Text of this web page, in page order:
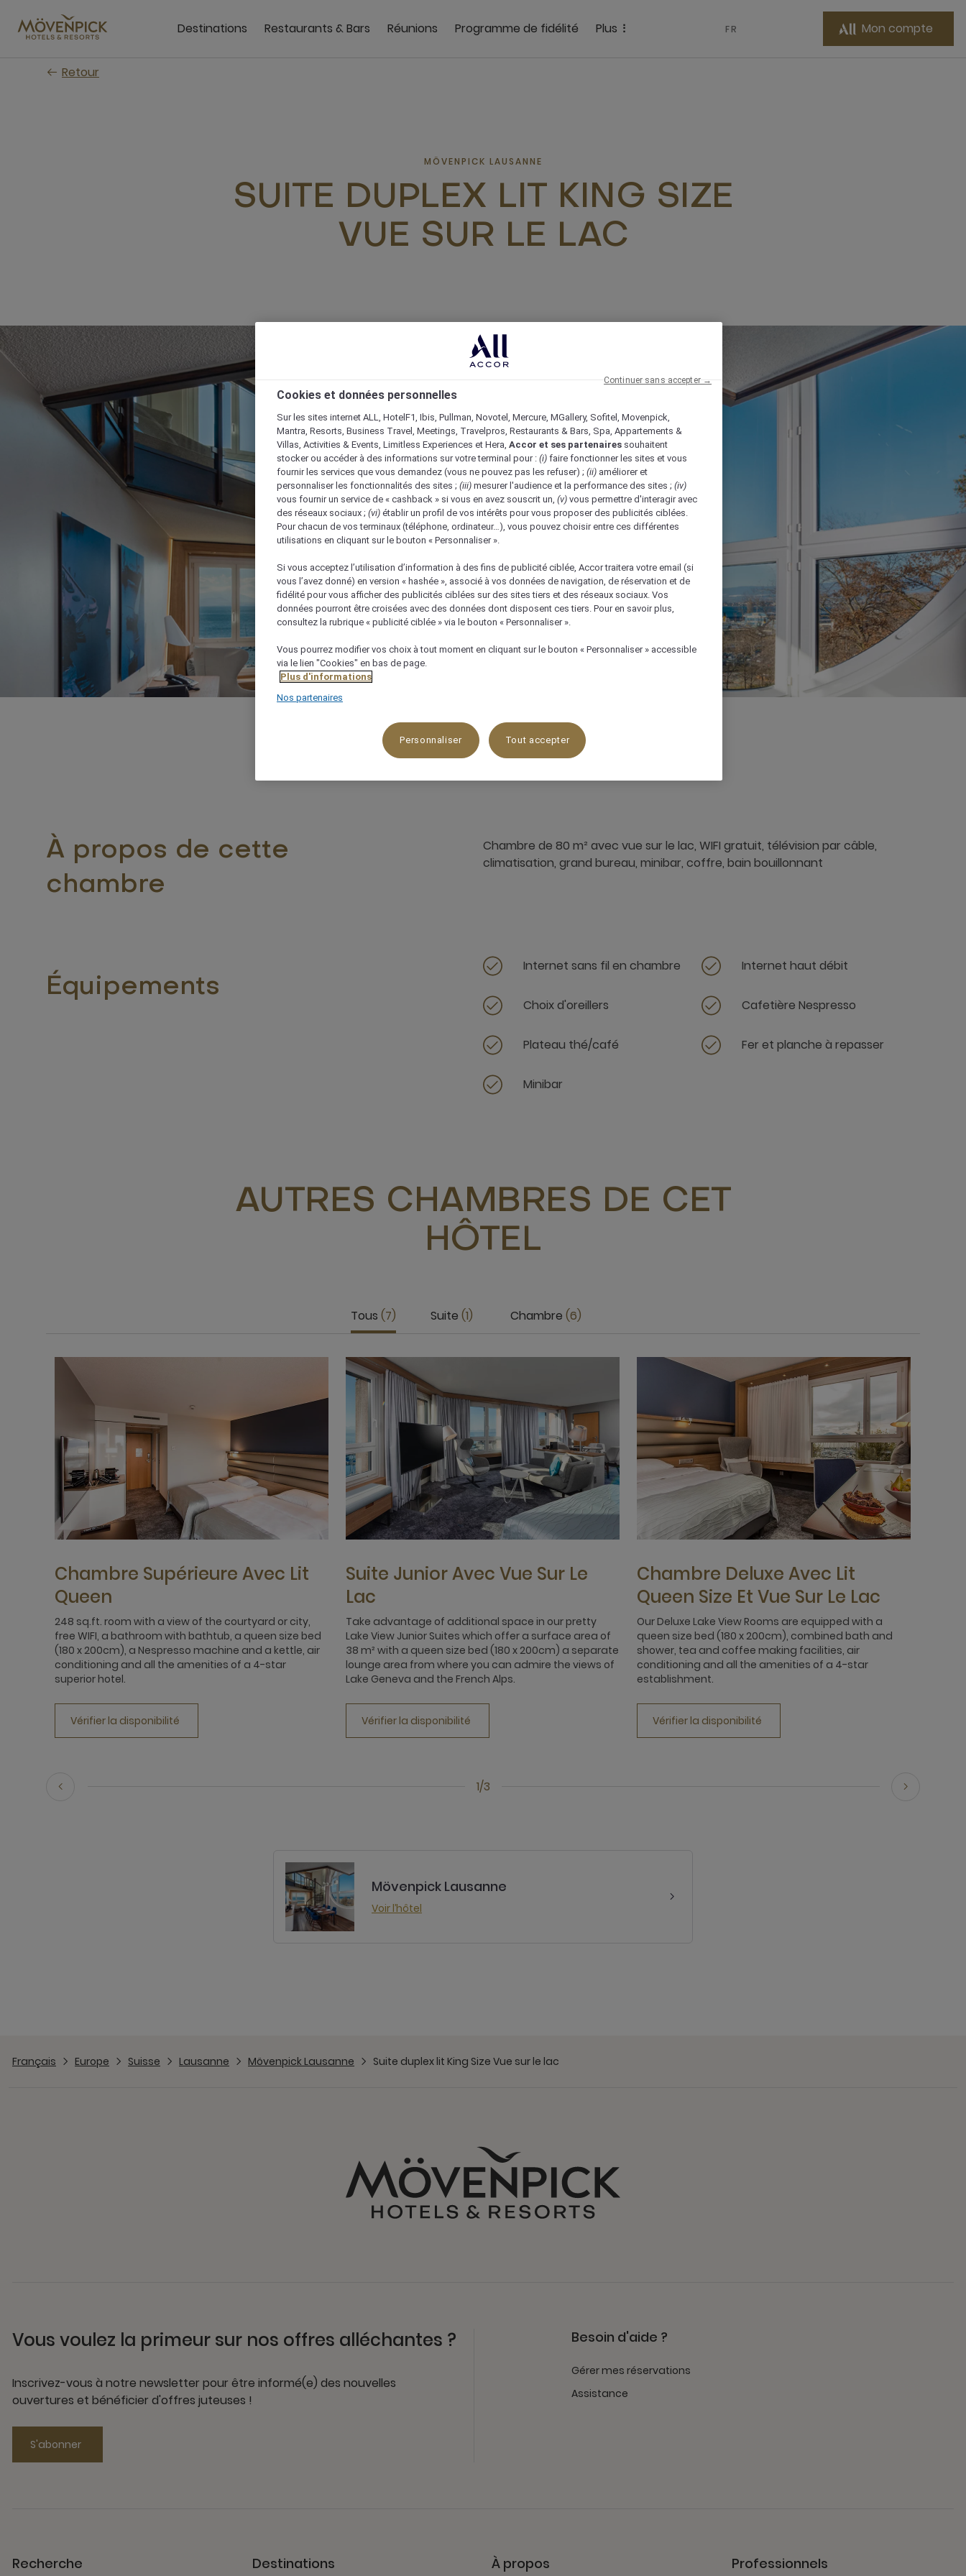
contenu
Destinations Restaurants & Bars Réunions Programme de fidélité Plus FR Mon compte
Retour
MÖVENPICK LAUSANNE
SUITE DUPLEX LIT KING SIZE
VUE SUR LE LAC
Vue sur la baie,Vue sur le lac
À propos de cette
chambre
Chambre de 80 m² avec vue sur le lac, WIFI gratuit, télévision par câble,
climatisation, grand bureau, minibar, coffre, bain bouillonnant
Équipements
Internet sans fil en chambre Internet haut débit
Choix d'oreillers Cafetière Nespresso
Plateau thé/café Fer et planche à repasser
Minibar
AUTRES CHAMBRES DE CET
HÔTEL
Tous 7 Suite 1 Chambre 6
1/3
Chambre Supérieure Avec Lit
Queen
248 sq.ft. room with a view of the courtyard or city,
free WIFI, a bathroom with bathtub, a queen size bed
(180 x 200cm), a Nespresso machine and a kettle, air
conditioning and all the amenities of a 4-star
superior hotel.
Vérifier la disponibilité
Suite Junior Avec Vue Sur Le
Lac
Take advantage of additional space in our pretty
Lake View Junior Suites which offer a surface area of ​​
38 m² with a queen size bed (180 x 200cm) a separate
lounge area from where you can admire the views of
Lake Geneva and the French Alps.
Vérifier la disponibilité
Chambre Deluxe Avec Lit
Queen Size Et Vue Sur Le Lac
Our Deluxe Lake View Rooms are equipped with a
queen size bed (180 x 200cm), combined bath and
shower, tea and coffee making facilities, air
conditioning and all the amenities of a 4-star
establishment.
Vérifier la disponibilité
Mövenpick Lausanne
Voir l’hôtel
Français Europe Suisse Lausanne Mövenpick Lausanne Suite duplex lit King Size Vue sur le lac
Vous voulez la primeur sur nos offres alléchantes ?
Inscrivez-vous à notre newsletter pour être informé(e) des nouvelles
ouvertures et bénéficier d'offres juteuses !
S'abonner
Besoin d'aide ?
Gérer mes réservations
Assistance
Recherche Destinations À propos Professionnels
Cookies et données personnelles
Sur les sites internet ALL, HotelF1, Ibis, Pullman, Novotel, Mercure, MGallery, Sofitel, Movenpick,
Mantra, Resorts, Business Travel, Meetings, Travelpros, Restaurants & Bars, Spa, Appartements &
Villas, Activities & Events, Limitless Experiences et Hera, Accor et ses partenaires souhaitent
stocker ou accéder à des informations sur votre terminal pour : (i) faire fonctionner les sites et vous
fournir les services que vous demandez (vous ne pouvez pas les refuser) ; (ii) améliorer et
personnaliser les fonctionnalités des sites ; (iii) mesurer l'audience et la performance des sites ; (iv)
vous fournir un service de « cashback » si vous en avez souscrit un, (v) vous permettre d'interagir avec
des réseaux sociaux ; (vi) établir un profil de vos intérêts pour vous proposer des publicités ciblées.
Pour chacun de vos terminaux (téléphone, ordinateur…), vous pouvez choisir entre ces différentes
utilisations en cliquant sur le bouton « Personnaliser ».
Si vous acceptez l’utilisation d’information à des fins de publicité ciblée, Accor traitera votre email (si
vous l’avez donné) en version « hashée », associé à vos données de navigation, de réservation et de
fidélité pour vous afficher des publicités ciblées sur des sites tiers et des réseaux sociaux. Vos
données pourront être croisées avec des données dont disposent ces tiers. Pour en savoir plus,
consultez la rubrique « publicité ciblée » via le bouton « Personnaliser ».
Vous pourrez modifier vos choix à tout moment en cliquant sur le bouton « Personnaliser » accessible
via le lien "Cookies" en bas de page.
Plus d'informations
Nos partenaires
Personnaliser Tout accepter
Continuer sans accepter →